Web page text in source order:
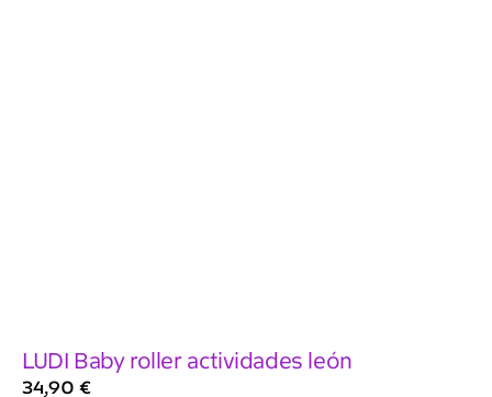
LUDI Baby roller actividades león
34,90 €